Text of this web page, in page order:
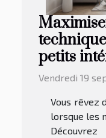
petits
Vendredi 19
Vous rêvez
lorsque les